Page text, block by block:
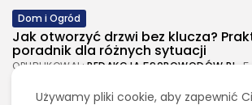
Dom i Ogród
Jak otworzyć drzwi bez klucza?
poradnik dla różnych sytuacji
OPUBLIKOWAŁ: REDAKCJA 590POWODÓW.PL 5
Dom i Ogród
Używamy pliki cookie, aby zapewnić